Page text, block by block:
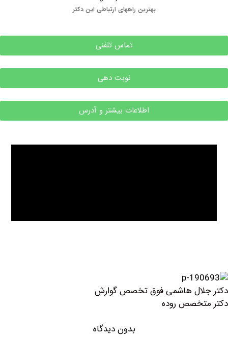
بهترین راههای ارتباطی این دکتر
تماس تلفنی
نوبت دهی
اطلاعات بیشتر و آدرس
هاشمی فوق تخصص گوارش
روده
بدون دیدگاه